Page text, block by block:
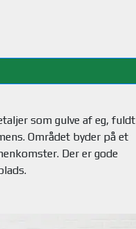
som gulve af eg, fuldt
Området byder på et
Der er gode